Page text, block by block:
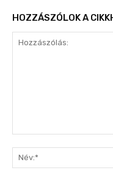
HOZZÁSZÓLOK A